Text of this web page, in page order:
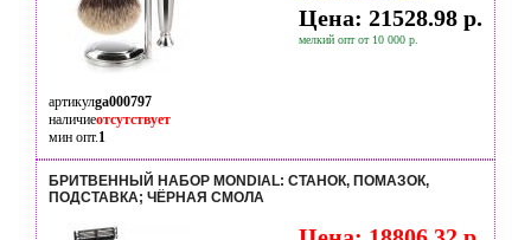
Цена: 21528.98 р.
мелкий опт от 10 000 р.
артикулga000797
наличиеотсутствует
мин опт.1
БРИТВЕННЫЙ НАБОР MONDIAL: СТАНОК, ПОМАЗОК,
ПОДСТАВКА; ЧЁРНАЯ СМОЛА